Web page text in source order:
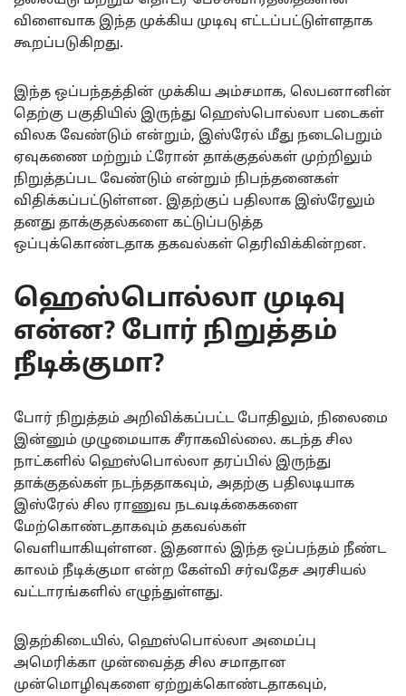
விளைவாக இந்த முக்கிய முடிவு எட்டப்பட்டுள்ளதாக
கூறப்படுகிறது.
இந்த ஒப்பந்தத்தின் முக்கிய அம்சமாக, லெபனானின்
தெற்கு பகுதியில் இருந்து ஹெஸ்பொல்லா படைகள்
விலக வேண்டும் என்றும், இஸ்ரேல் மீது நடைபெறும்
ஏவுகணை மற்றும் ட்ரோன் தாக்குதல்கள் முற்றிலும்
நிறுத்தப்பட வேண்டும் என்றும் நிபந்தனைகள்
விதிக்கப்பட்டுள்ளன. இதற்குப் பதிலாக இஸ்ரேலும்
தனது தாக்குதல்களை கட்டுப்படுத்த
ஒப்புக்கொண்டதாக தகவல்கள் தெரிவிக்கின்றன.
ஹெஸ்பொல்லா முடிவு
என்ன? போர் நிறுத்தம்
நீடிக்குமா?
போர் நிறுத்தம் அறிவிக்கப்பட்ட போதிலும், நிலைமை
இன்னும் முழுமையாக சீராகவில்லை. கடந்த சில
நாட்களில் ஹெஸ்பொல்லா தரப்பில் இருந்து
தாக்குதல்கள் நடந்ததாகவும், அதற்கு பதிலடியாக
இஸ்ரேல் சில ராணுவ நடவடிக்கைகளை
மேற்கொண்டதாகவும் தகவல்கள்
வெளியாகியுள்ளன. இதனால் இந்த ஒப்பந்தம் நீண்ட
காலம் நீடிக்குமா என்ற கேள்வி சர்வதேச அரசியல்
வட்டாரங்களில் எழுந்துள்ளது.
இதற்கிடையில், ஹெஸ்பொல்லா அமைப்பு
அமெரிக்கா முன்வைத்த சில சமாதான
முன்மொழிவுகளை ஏற்றுக்கொண்டதாகவும்,